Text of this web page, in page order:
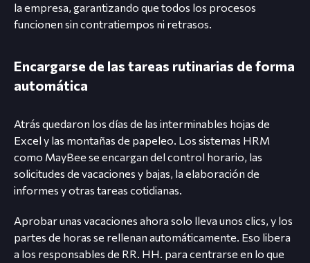
la empresa, garantizando que todos los procesos
funcionen sin contratiempos ni retrasos.
Encargarse de las tareas rutinarias de forma
automática
Atrás quedaron los días de las interminables hojas de
Excel y las montañas de papeleo. Los sistemas HRM
como MayBee se encargan del control horario, las
solicitudes de vacaciones y bajas, la elaboración de
informes y otras tareas cotidianas.
Aprobar unas vacaciones ahora solo lleva unos clics, y los
partes de horas se rellenan automáticamente. Eso libera
a los responsables de RR. HH. para centrarse en lo que